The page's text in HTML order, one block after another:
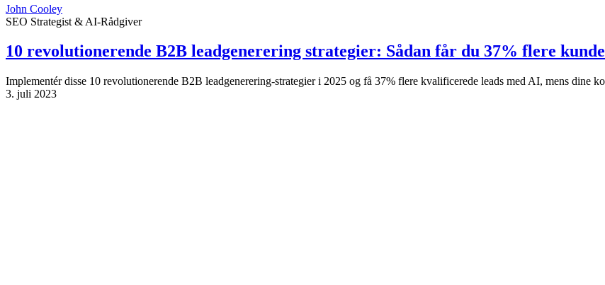
John Cooley
SEO Strategist & AI-Rådgiver
10 revolutionerende B2B leadgenerering strategier: Sådan får du 37% flere
Implementér disse 10 revolutionerende B2B leadgenerering-strategier i 2025 og få 37% flere kvalificerede leads med AI, mens dine
3. juli 2023